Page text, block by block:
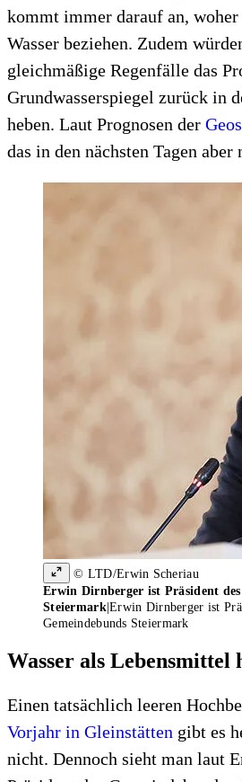
kommt immer darauf an,
Wasser beziehen. Zudem
gleichmäßige Regenfälle das
Grundwasserspiegel zurück in
heben. Laut Prognosen der
das in den nächsten Tagen aber
© LTD/Erwin Scheriau
Erwin Dirnberger ist Präsident des
Steiermark|Erwin Dirnberger ist
Gemeindebunds Steiermark
Wasser als
Einen tatsächlich leeren
Vorjahr in Gleinstätten gibt es
nicht. Dennoch sieht man laut